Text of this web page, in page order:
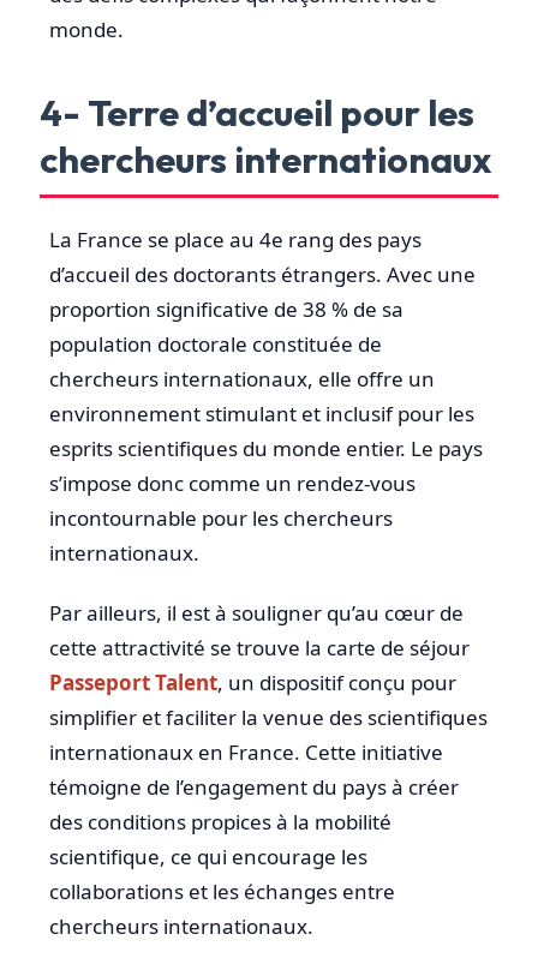
monde.
4- Terre d’accueil pour les
chercheurs internationaux
La France se place au 4e rang des pays
d’accueil des doctorants étrangers. Avec une
proportion significative de 38 % de sa
population doctorale constituée de
chercheurs internationaux, elle offre un
environnement stimulant et inclusif pour les
esprits scientifiques du monde entier. Le pays
s’impose donc comme un rendez-vous
incontournable pour les chercheurs
internationaux.
Par ailleurs, il est à souligner qu’au cœur de
cette attractivité se trouve la carte de séjour
Passeport Talent, un dispositif conçu pour
simplifier et faciliter la venue des scientifiques
internationaux en France. Cette initiative
témoigne de l’engagement du pays à créer
des conditions propices à la mobilité
scientifique, ce qui encourage les
collaborations et les échanges entre
chercheurs internationaux.